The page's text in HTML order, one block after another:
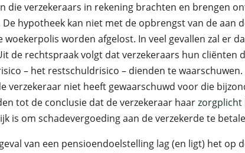
die verzekeraars in rekening brachten en brengen
hypotheek kan niet met de opbrengst van de aan
woekerpolis worden afgelost. In veel gevallen zal er
de rechtspraak volgt dat verzekeraars hun cliënten
– het restschuldrisico – dienden te
verzekeraar niet heeft gewaarschuwd voor die
tot de conclusie dat de verzekeraar haarzorgplicht
is om schadevergoeding aan de verzekerde te
van een pensioendoelstelling lag (en ligt) het op